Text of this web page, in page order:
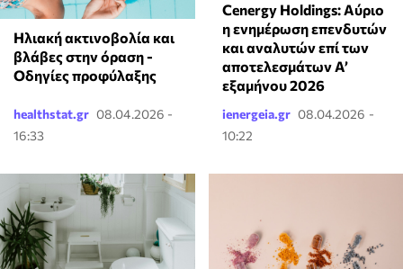
Ηλιακή ακτινοβολία και
βλάβες στην όραση -
Οδηγίες προφύλαξης
healthstat.gr 08.04.2026 -
16:33
Cenergy Holdings: Αύριο
η ενημέρωση επενδυτών
και αναλυτών επί των
αποτελεσμάτων A’
εξαμήνου 2026
ienergeia.gr 08.04.2026 -
10:22